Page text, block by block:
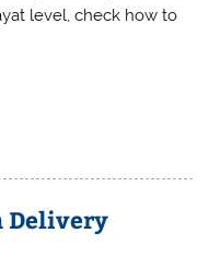
level, check how to
Delivery